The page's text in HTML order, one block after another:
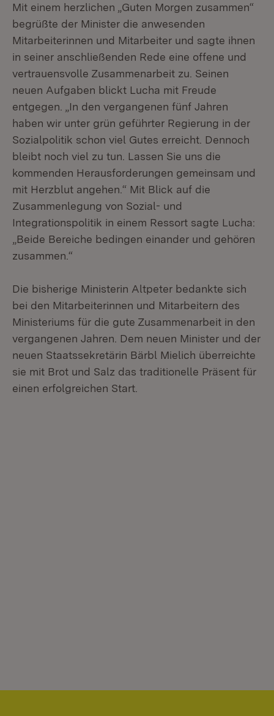
Mit einem herzlichen „Guten Morgen zusammen“
begrüßte der Minister die anwesenden
Mitarbeiterinnen und Mitarbeiter und sagte ihnen
in seiner anschließenden Rede eine offene und
vertrauensvolle Zusammenarbeit zu. Seinen
neuen Aufgaben blickt Lucha mit Freude
entgegen. „In den vergangenen fünf Jahren
haben wir unter grün geführter Regierung in der
Sozialpolitik schon viel Gutes erreicht. Dennoch
bleibt noch viel zu tun. Lassen Sie uns die
kommenden Herausforderungen gemeinsam und
mit Herzblut angehen.“ Mit Blick auf die
Zusammenlegung von Sozial- und
Integrationspolitik in einem Ressort sagte Lucha:
„Beide Bereiche bedingen einander und gehören
zusammen.“
Die bisherige Ministerin Altpeter bedankte sich
bei den Mitarbeiterinnen und Mitarbeitern des
Ministeriums für die gute Zusammenarbeit in den
vergangenen Jahren. Dem neuen Minister und der
neuen Staatssekretärin Bärbl Mielich überreichte
sie mit Brot und Salz das traditionelle Präsent für
einen erfolgreichen Start.